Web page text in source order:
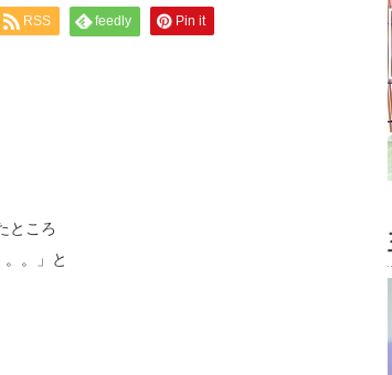
RSS feedly Pin it
ところ
。」と